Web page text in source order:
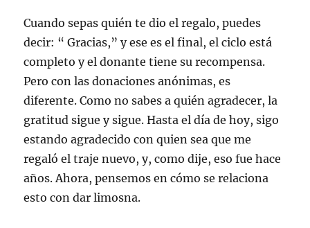
Cuando sepas quién te dio el regalo, puedes
decir: “ Gracias,” y ese es el final, el ciclo está
completo y el donante tiene su recompensa.
Pero con las donaciones anónimas, es
diferente. Como no sabes a quién agradecer, la
gratitud sigue y sigue. Hasta el día de hoy, sigo
estando agradecido con quien sea que me
regaló el traje nuevo, y, como dije, eso fue hace
años. Ahora, pensemos en cómo se relaciona
esto con dar limosna.